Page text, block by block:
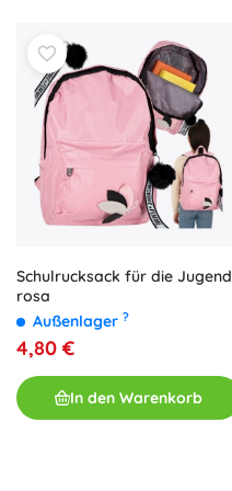
Schulrucksack für die Jugend
rosa
Außenlager ?
4,80 €
In den Warenkorb